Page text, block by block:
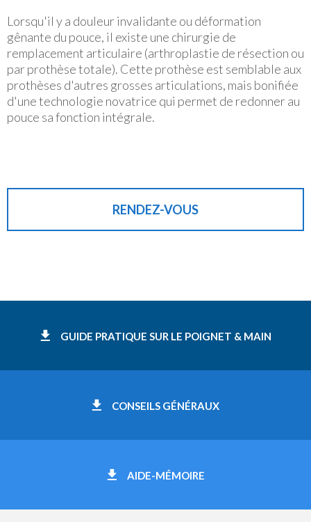
Lorsqu'il y a douleur invalidante ou déformation
gênante du pouce, il existe une chirurgie de
remplacement articulaire (arthroplastie de résection ou
par prothèse totale). Cette prothèse est semblable aux
prothèses d'autres grosses articulations, mais bonifiée
d'une technologie novatrice qui permet de redonner au
pouce sa fonction intégrale.
RENDEZ-VOUS
GUIDE PRATIQUE SUR LE POIGNET & MAIN
CONSEILS GÉNÉRAUX
AIDE-MÉMOIRE